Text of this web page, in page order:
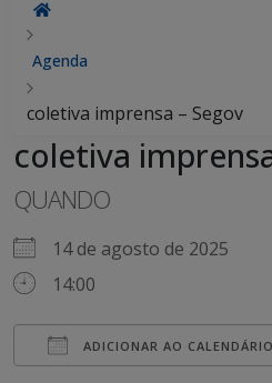
Agenda
coletiva imprensa – Segov
coletiva
QUANDO
14 de agosto de 2025
14:00
ADICIONAR AO CALENDÁRIO